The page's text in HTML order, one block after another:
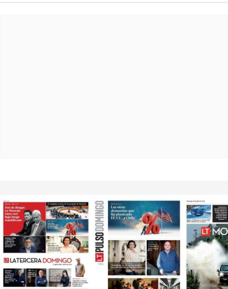
Opens in new window Opens in